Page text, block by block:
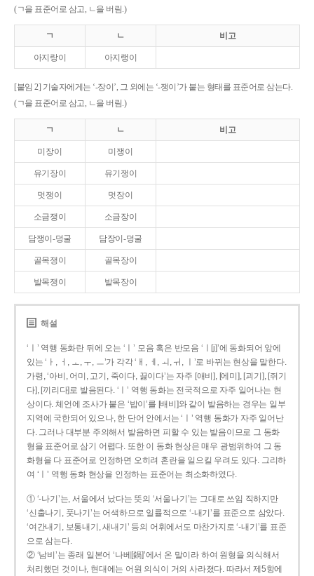
(ㄱ을 표준어로 삼고, ㄴ을 버림.)
ㄱ ㄴ 비고
아지랑이 아지랭이
[붙임 2] 기술자에게는 ‘-장이’, 그 외에는 ‘-쟁이’가 붙는 형태를 표준어로 삼는다.
(ㄱ을 표준어로 삼고, ㄴ을 버림.)
ㄱ ㄴ 비고
미장이 미쟁이
유기장이 유기쟁이
멋쟁이 멋장이
소금쟁이 소금장이
담쟁이-덩굴 담장이-덩굴
골목쟁이 골목장이
발목쟁이 발목장이
해설
‘ㅣ’ 역행 동화란 뒤에 오는 ‘ㅣ’ 모음 혹은 반모음 ‘ㅣ[j]’에 동화되어 앞에
있는 ‘ㅏ, ㅓ, ㅗ, ㅜ, ㅡ’가 각각 ‘ㅐ, ㅔ, ㅚ, ㅟ, ㅣ’로 바뀌는 현상을 말한다.
가령, ‘아비, 어미, 고기, 죽이다, 끓이다’는 자주 [애비], [에미], [괴기], [쥐기
다], [끼리다]로 발음된다. ‘ㅣ’ 역행 동화는 전국적으로 자주 일어나는 현
상이다. 체언에 조사가 붙은 ‘밥이’를 [배비]와 같이 발음하는 경우는 일부
지역에 국한되어 있으나, 한 단어 안에서는 ‘ㅣ’ 역행 동화가 자주 일어난
다. 그러나 대부분 주의해서 발음하면 피할 수 있는 발음이므로 그 동화
형을 표준어로 삼기 어렵다. 또한 이 동화 현상은 매우 광범위하여 그 동
화형을 다 표준어로 인정하면 오히려 혼란을 일으킬 우려도 있다. 그리하
여 ‘ㅣ’ 역행 동화 현상을 인정하는 표준어는 최소화하였다.
① ‘-나기’는, 서울에서 났다는 뜻의 ‘서울나기’는 그대로 쓰임 직하지만
‘신출나기, 풋나기’는 어색하므로 일률적으로 ‘-내기’를 표준으로 삼았다.
‘여간내기, 보통내기, 새내기’ 등의 어휘에서도 마찬가지로 ‘-내기’를 표준
으로 삼는다.
② ‘남비’는 종래 일본어 ‘나베[鍋]’에서 온 말이라 하여 원형을 의식해서
처리했던 것이나, 현대에는 어원 의식이 거의 사라졌다. 따라서 제5항에